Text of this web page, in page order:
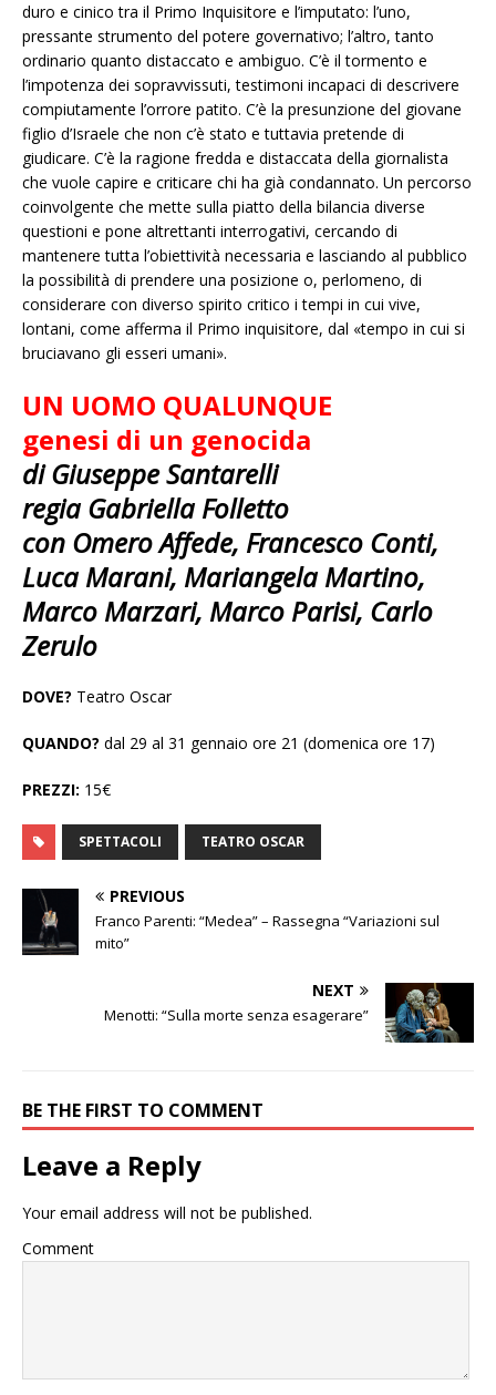
duro e cinico tra il Primo Inquisitore e l’imputato: l’uno,
pressante strumento del potere governativo; l’altro, tanto
ordinario quanto distaccato e ambiguo. C’è il tormento e
l’impotenza dei sopravvissuti, testimoni incapaci di descrivere
compiutamente l’orrore patito. C’è la presunzione del giovane
figlio d’Israele che non c’è stato e tuttavia pretende di
giudicare. C’è la ragione fredda e distaccata della giornalista
che vuole capire e criticare chi ha già condannato. Un percorso
coinvolgente che mette sulla piatto della bilancia diverse
questioni e pone altrettanti interrogativi, cercando di
mantenere tutta l’obiettività necessaria e lasciando al pubblico
la possibilità di prendere una posizione o, perlomeno, di
considerare con diverso spirito critico i tempi in cui vive,
lontani, come afferma il Primo inquisitore, dal «tempo in cui si
bruciavano gli esseri umani».
UN UOMO QUALUNQUE
genesi di un genocida
di Giuseppe Santarelli
regia Gabriella Folletto
con Omero Affede, Francesco Conti,
Luca Marani, Mariangela Martino,
Marco Marzari, Marco Parisi, Carlo
Zerulo
DOVE? Teatro Oscar
QUANDO? dal 29 al 31 gennaio ore 21 (domenica ore 17)
PREZZI: 15€
SPETTACOLI TEATRO OSCAR
PREVIOUS
Franco Parenti: “Medea” – Rassegna “Variazioni sul
mito”
NEXT
Menotti: “Sulla morte senza esagerare”
BE THE FIRST TO COMMENT
Leave a Reply
Your email address will not be published.
Comment